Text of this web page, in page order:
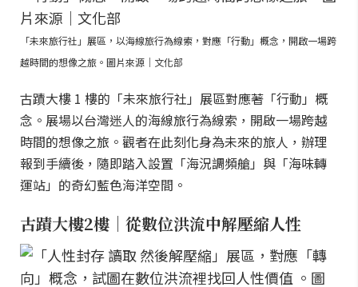
「未來旅行社」展區，以海線旅行為線索，對應「行動」概念，開啟一場跨
越時間的想像之旅。圖片來源｜文化部
古蹟大樓 1 樓的「未來旅行社」展區對應著「行動」概
念。展場以台灣迷人的海線旅行為線索，開啟一場跨越
時間的想像之旅。觀者在此刻化身為未來的旅人，辦理
報到手續後，隨即踏入設置「海況調頻艙」與「海味轉
運站」的奇幻藍色海洋空間。
古蹟大樓2樓｜從數位洪流中解壓縮人性